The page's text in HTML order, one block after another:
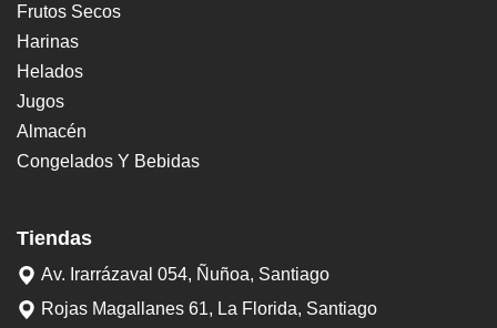
Frutos Secos
Harinas
Helados
Jugos
Almacén
Congelados Y Bebidas
Tiendas
Av. Irarrázaval 054, Ñuñoa, Santiago
Rojas Magallanes 61, La Florida, Santiago